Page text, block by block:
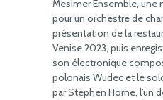
Mesimer Ensemble,
pour un orchestre de
présentation de la
Venise 2023, puis
son électronique
polonais Wudec et le
par Stephen Horne, l’un